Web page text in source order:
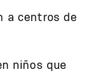
a centros de
niños que